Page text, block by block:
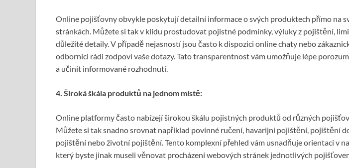
Online pojišťovny obvykle poskytují detailní informace o svých produktech přímo na
stránkách. Můžete si tak v klidu prostudovat pojistné podmínky, výluky z pojištění,
důležité detaily. V případě nejasností jsou často k dispozici online chaty nebo
odborníci rádi zodpoví vaše dotazy. Tato transparentnost vám umožňuje lépe
a učinit informované rozhodnutí.
4. Široká škála produktů na jednom místě:
Online platformy často nabízejí širokou škálu pojistných produktů od různých
Můžete si tak snadno srovnat například povinné ručení, havarijní pojištění, pojištění
pojištění nebo životní pojištění. Tento komplexní přehled vám usnadňuje orientaci v
který byste jinak museli věnovat procházení webových stránek jednotlivých